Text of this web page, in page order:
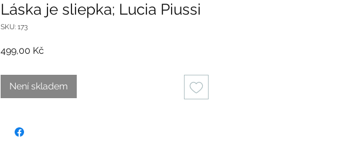
Láska je sliepka; Lucia Piussi
SKU: 173
499,00 Kč
Není skladem